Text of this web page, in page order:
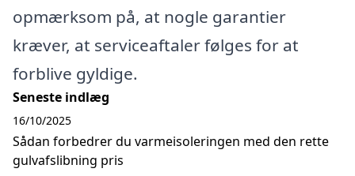
opmærksom på, at nogle garantier
kræver, at serviceaftaler følges for at
forblive gyldige.
Seneste indlæg
Sådan forbedrer du varmeisoleringen med den rette
gulvafslibning pris
16/10/2025